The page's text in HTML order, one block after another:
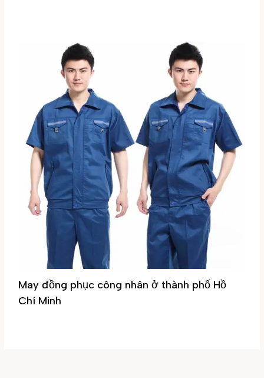
May đồng phục công nhân ở thành phố Hồ
Chí Minh